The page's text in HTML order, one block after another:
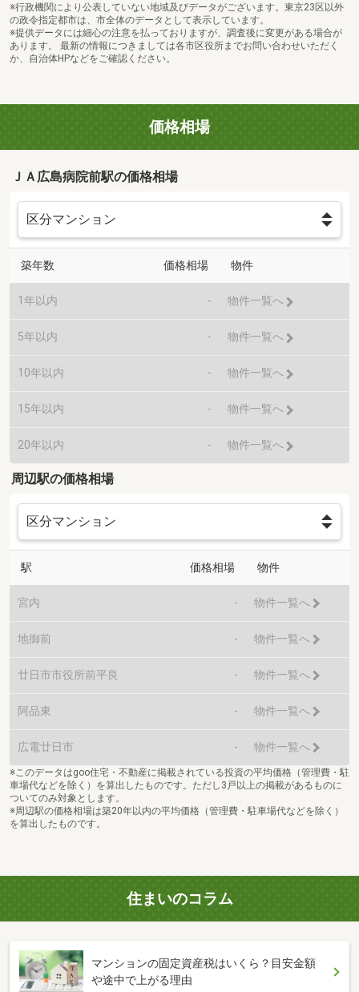
※行政機関により公表していない地域及びデータがございます。東京23区以外
の政令指定都市は、市全体のデータとして表示しています。
※提供データには細心の注意を払っておりますが、調査後に変更がある場合が
あります。 最新の情報につきましては各市区役所までお問い合わせいただく
か、自治体HPなどをご確認ください。
価格相場
ＪＡ広島病院前駅の価格相場
築年数 価格相場 物件
1年以内 - 物件一覧へ
5年以内 - 物件一覧へ
10年以内 - 物件一覧へ
15年以内 - 物件一覧へ
20年以内 - 物件一覧へ
周辺駅の価格相場
駅 価格相場 物件
宮内 - 物件一覧へ
地御前 - 物件一覧へ
廿日市市役所前平良 - 物件一覧へ
阿品東 - 物件一覧へ
広電廿日市 - 物件一覧へ
※このデータはgoo住宅・不動産に掲載されている投資の平均価格（管理費・駐
車場代などを除く）を算出したものです。ただし3戸以上の掲載があるものに
ついてのみ対象とします。
※周辺駅の価格相場は築20年以内の平均価格（管理費・駐車場代などを除く）
を算出したものです。
住まいのコラム
マンションの固定資産税はいくら？目安金額
や途中で上がる理由